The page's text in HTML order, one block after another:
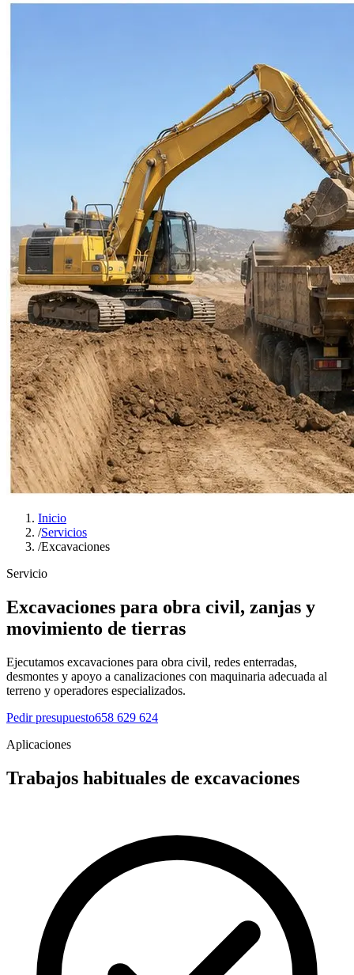
Inicio
/Servicios
/Excavaciones
Servicio
Excavaciones para obra civil, zanjas y
movimiento de tierras
Ejecutamos excavaciones para obra civil, redes enterradas,
desmontes y apoyo a canalizaciones con maquinaria adecuada al
terreno y operadores especializados.
Pedir presupuesto658 629 624
Aplicaciones
Trabajos habituales de excavaciones